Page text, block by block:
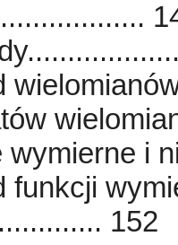
wymierne i
funkcji
152